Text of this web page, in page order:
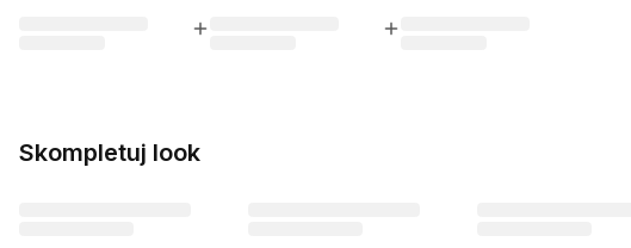
Skompletuj look